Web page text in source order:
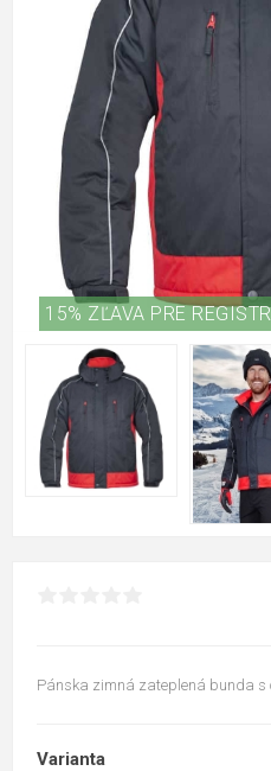
15% ZĽAVA PRE
Pánska zimná zateplená bunda s
Varianta